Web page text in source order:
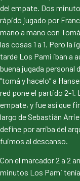
del empate. Dos
rápido jugado por
mano a mano con
las cosas 1 a 1. Pero la
tarde Los Pami iban a
buena jugada personal
“tomá y hacelo” a
red pone el partido 2-1.
empate, y fue así que
largo de Sebastián
define por arriba del
fuimos al descanso.
Con el marcador 2 a 2
minutos Los Pami